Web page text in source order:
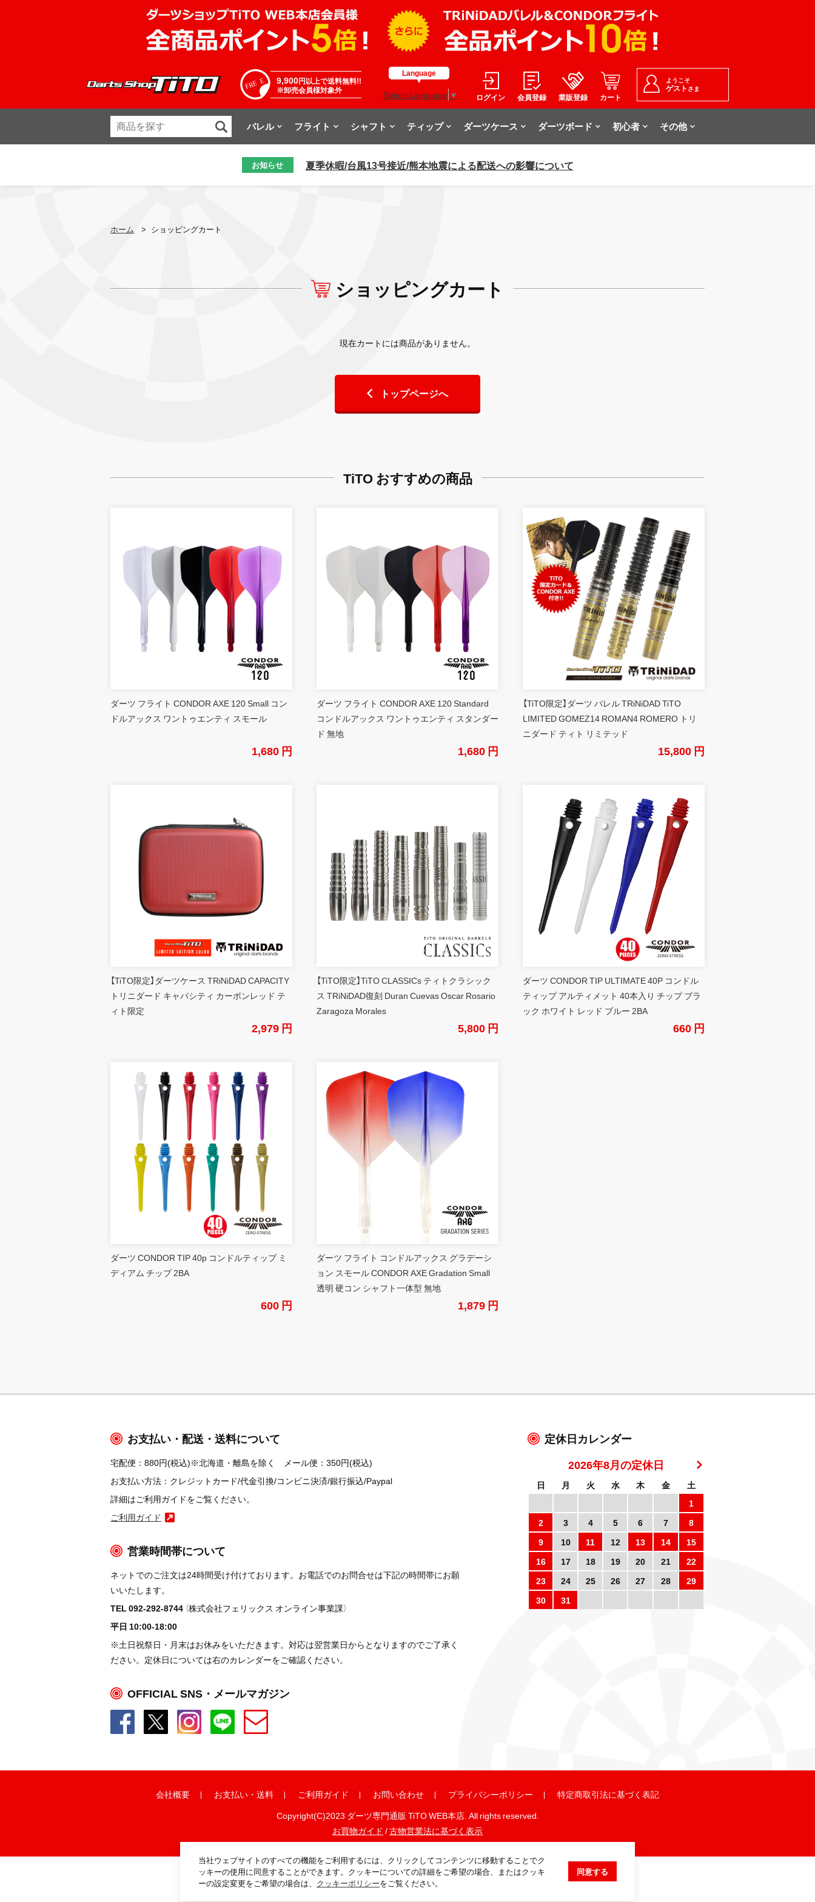
9,900円以上で送料無料!!
※卸売会員様対象外
Language
Select Language ▼ ログイン 会員登録 業販登録 カート
ようこそ
ゲスト さま
バレル フライト シャフト ティップ ダーツケース ダーツボード 初心者 その他
お知らせ 夏季休暇/台風13号接近/熊本地震による配送への影響について
ホーム > ショッピングカート
ショッピングカート
現在カートには商品がありません。
トップページへ
TiTO おすすめの商品
ダーツ フライト CONDOR AXE 120 Small コン
ドルアックス ワントゥエンティ スモール
1,680 円
ダーツ フライト CONDOR AXE 120 Standard
コンドルアックス ワントゥエンティ スタンダー
ド 無地
1,680 円
【TiTO限定】ダーツ バレル TRiNiDAD TiTO
LIMITED GOMEZ14 ROMAN4 ROMERO トリ
ニダード ティト リミテッド
15,800 円
【TiTO限定】ダーツケース TRiNiDAD CAPACITY
トリニダード キャパシティ カーボンレッド テ
ィト限定
2,979 円
【TiTO限定】TiTO CLASSICs ティトクラシック
ス TRiNiDAD復刻 Duran Cuevas Oscar Rosario
Zaragoza Morales
5,800 円
ダーツ CONDOR TIP ULTIMATE 40P コンドル
ティップ アルティメット 40本入り チップ ブラ
ック ホワイト レッド ブルー 2BA
660 円
ダーツ CONDOR TIP 40p コンドルティップ ミ
ディアム チップ 2BA
600 円
ダーツ フライト コンドルアックス グラデーシ
ョン スモール CONDOR AXE Gradation Small
透明 硬コン シャフト一体型 無地
1,879 円
当社ウェブサイトのすべての機能をご利用するには、クリックしてコンテンツに移動することでク
ッキーの使用に同意することができます。クッキーについての詳細をご希望の場合、またはクッキ
ーの設定変更をご希望の場合は、 クッキーポリシーをご覧ください。
同意する
お支払い・配送・送料について
宅配便：880円(税込)※北海道・離島を除く メール便：350円(税込)
お支払い方法：クレジットカード/代金引換/コンビニ決済/銀行振込/Paypal
詳細はご利用ガイドをご覧ください。
ご利用ガイド
営業時間帯について
ネットでのご注文は24時間受け付けております。お電話でのお問合せは下記の時間帯にお願
いいたします。
TEL 092-292-8744 （株式会社フェリックス オンライン事業課）
平日 10:00-18:00
※土日祝祭日・月末はお休みをいただきます。対応は翌営業日からとなりますのでご了承く
ださい。定休日については右のカレンダーをご確認ください。
OFFICIAL SNS・メールマガジン
定休日カレンダー
2026年8月の定休日
日 月 火 水 木 金
土
1
2
3 4 5 6 7
8
9
10 11 12 13 14
15
16
17 18 19 20 21
22
23
24 25 26 27 28
29
30
31
会社概要 お支払い ・ 送料 ご利用ガイド お問い合わせ プライバシーポリシー
特定商取引法に基づく表記
Copyright(C)2023 ダーツ専門通販 TiTO WEB本店. All rights reserved.
お買物ガイド /古物営業法に基づく表示